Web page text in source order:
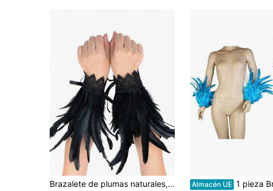
Brazalete de plumas naturales, brazalete de estilo gótico, guantes de encaje, disfraz de cosplay, accesorios nupciales, accesorios de Halloween, regalo para niñas, Día de San Valentín Almacén UE 1 pieza Brazalete de plumas, accesorio de disfraz para